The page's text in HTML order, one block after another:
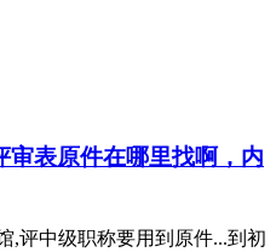
表原件在哪里找啊，内
,评中级职称要用到原件...到初